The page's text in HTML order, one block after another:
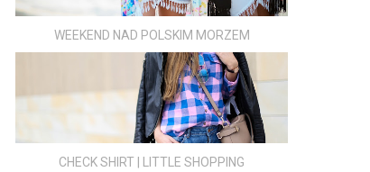
WEEKEND NAD POLSKIM MORZEM
CHECK SHIRT | LITTLE SHOPPING